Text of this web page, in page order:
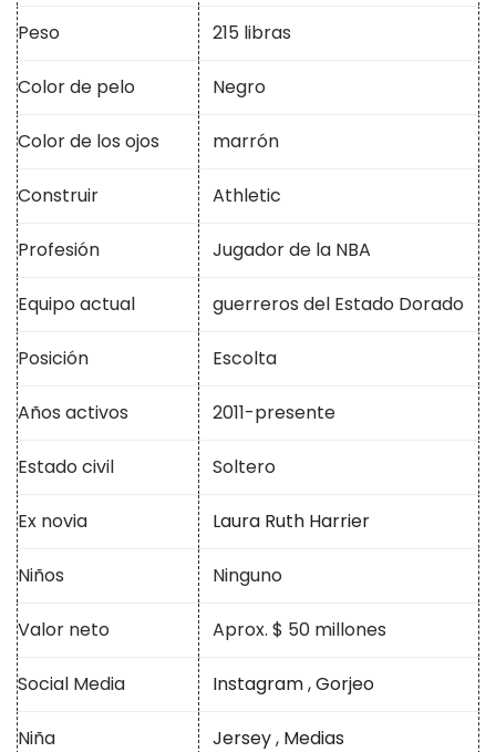
Peso 215 libras
Color de pelo Negro
Color de los ojos marrón
Construir Athletic
Profesión Jugador de la NBA
Equipo actual guerreros del Estado Dorado
Posición Escolta
Años activos 2011-presente
Estado civil Soltero
Ex novia Laura Ruth Harrier
Niños Ninguno
Valor neto Aprox. $ 50 millones
Social Media Instagram,Gorjeo
Niña Jersey, Medias